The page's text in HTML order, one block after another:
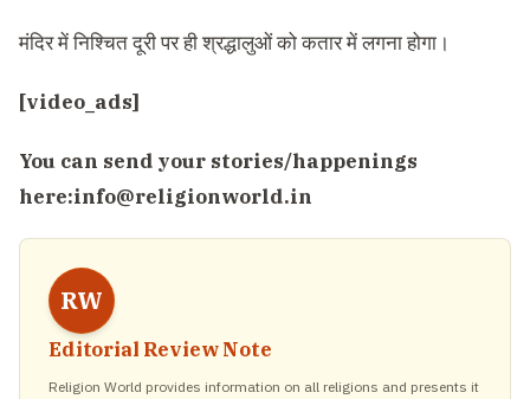
मंदिर में निश्चित दूरी पर ही श्रद्धालुओं को कतार में लगना होगा।
[video_ads]
You can send your stories/happenings
here:info@religionworld.in
RW
Editorial Review Note
Religion World provides information on all religions and presents it